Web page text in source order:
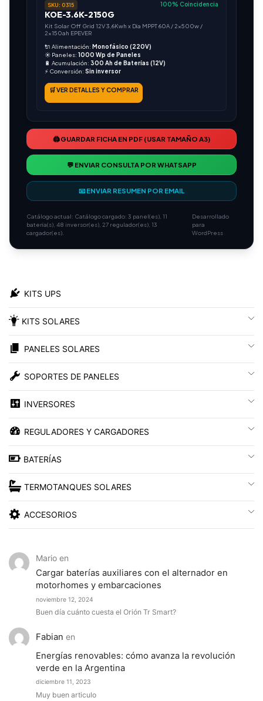
SKU: 0315 100% Coincidencia
KOE-3.6K-2150G
Kit Solar Off Grid 12V 3,6Kwh x Día MPPT 60A / 2x500w /
2x150ah EPEVER
🔌 Alimentación:Monofásico (220V)
☀️ Paneles:1000 Wp de Paneles
🔋 Acumulación:300 Ah de Baterías (12V)
⚡ Conversión:Sin inversor
🛒 VER DETALLES Y COMPRAR
🖨️ GUARDAR FICHA EN PDF (USAR TAMAÑO A3)
💬 ENVIAR CONSULTA POR WHATSAPP
📧 ENVIAR RESUMEN POR EMAIL
Catálogo actual: Catálogo cargado: 3 panel(es), 11
batería(s), 48 inversor(es), 27 regulador(es), 13
cargador(es).
Desarrollado
para
WordPress
KITS UPS
KITS SOLARES
PANELES SOLARES
SOPORTES DE PANELES
INVERSORES
REGULADORES Y CARGADORES
BATERÍAS
TERMOTANQUES SOLARES
ACCESORIOS
Marioen
Cargar baterías auxiliares con el alternador en
motorhomes y embarcaciones
noviembre 12, 2024
Buen día cuánto cuesta el Orión Tr Smart?
Fabian en
Energías renovables: cómo avanza la revolución
verde en la Argentina
diciembre 11, 2023
Muy buen articulo